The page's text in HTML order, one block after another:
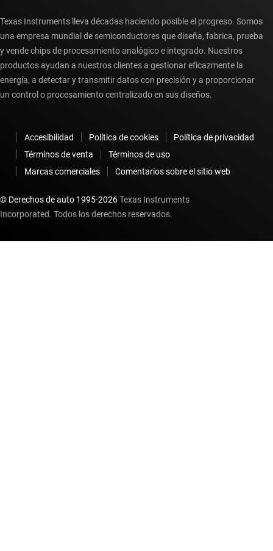
Texas Instruments lleva décadas haciendo posible el progreso. Somos
una empresa mundial de semiconductores que diseña, fabrica, prueba
y vende chips de procesamiento analógico e integrado. Nuestros
productos ayudan a nuestros clientes a gestionar eficazmente la
energía, a detectar y transmitir datos con precisión y a proporcionar
un control o procesamiento centralizado en sus diseños.
Accesibilidad Política de cookies
Política de privacidad
Términos de venta
Términos de uso
Marcas comerciales
Comentarios sobre el sitio web
© Derechos de auto 1995-2026Texas Instruments
Incorporated. Todos los derechos reservados.